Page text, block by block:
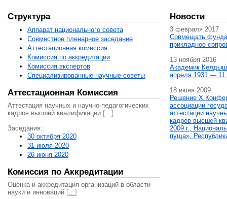
Структура
Аппарат национального совета
Совместное пленарное заседание
Аттестационная комисcия
Комиссия по аккредитации
Комиссия экспертов
Специализированные научные советы
Аттестационная Комиссия
Аттестация научных и научно-педагогических
кадров высшей квалификации […]
Заседания:
30 октября 2020
31 июля 2020
26 июня 2020
Комиссия по Аккредитации
Оценка и аккредитация организаций в области
науки и инноваций […]
Новости
3 февраля 2017
Совмещать
прикладное
13 ноября 2016
Академик
апреля 1931 — 11
18 июня 2009
Решение X
ассоциации
аттестации
кадров высшей
2009 г.,
пуща»,